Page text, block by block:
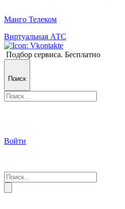
Манго Телеком
Виртуальная АТС
Подбор сервиса. Бесплатно
Поиск
Войти